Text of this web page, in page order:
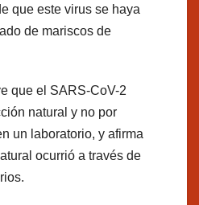
que este virus se haya
de mariscos de
que el SARS-CoV-2
natural y no por
un laboratorio, y afirma
ocurrió a través de